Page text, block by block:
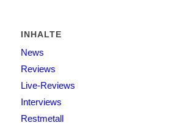
INHALTE
News
Reviews
Live-Reviews
Interviews
Restmetall